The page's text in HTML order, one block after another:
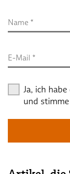
Name *
E-Mail *
Ja, ich habe
und